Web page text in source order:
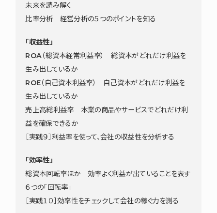
未来を読み解く
比率分析 経営分析の５つのポイントを知る
「収益性」
ROA（総資本経常利益率） 総資本がどれだけ利益を
生み出しているか
ROE（自己資本利益率） 自己資本がどれだけ利益を
生み出しているか
売上高総利益率 本業の商品やサービスでどれだけ利
益を確保できるか
［実践９］利益率を使って、会社の収益性を分析する
「効率性」
総資本回転率ほか 効率よく利益が出ていることを表す
６つの「回転率」
［実践１０］効率性をチェックして会社の稼ぐ力を測る